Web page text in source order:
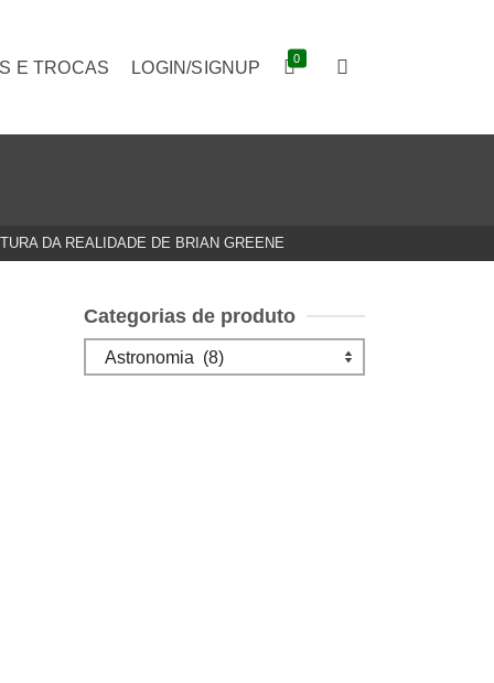
E TROCAS LOGIN/SIGNUP 0
DA REALIDADE DE BRIAN GREENE
Categorias de produto